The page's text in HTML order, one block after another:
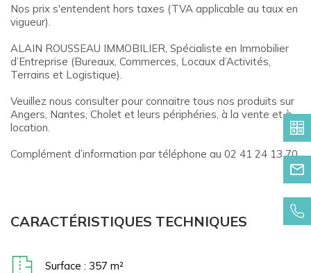
Nos prix s'entendent hors taxes (TVA applicable au taux en
vigueur).
ALAIN ROUSSEAU IMMOBILIER, Spécialiste en Immobilier
d’Entreprise (Bureaux, Commerces, Locaux d’Activités,
Terrains et Logistique).
Veuillez nous consulter pour connaitre tous nos produits sur
Angers, Nantes, Cholet et leurs périphéries, à la vente et à
location.
Complément d’information par téléphone au 02 41 24 13 70
CARACTÉRISTIQUES TECHNIQUES
Surface : 357 m²